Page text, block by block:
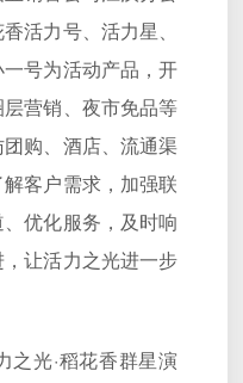
活力号、活力星、
号为活动产品，开
营销、夜市免品等
购、酒店、流通渠
客户需求，加强联
优化服务，及时响
让活力之光进一步
之光·稻花香群星演